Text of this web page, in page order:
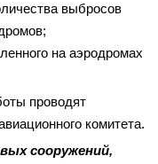
выбросов
на аэродромах
проводят
комитета.
сооружений,